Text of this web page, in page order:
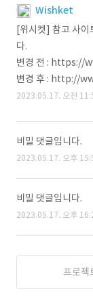
Wishket
[위시켓] 참고 사이
다.
변경 전 : https://
변경 후 : http://
2023.05.17. 오전
비밀 댓글입니다.
2023.05.17. 오후
비밀 댓글입니다.
2023.05.17. 오후
프로젝